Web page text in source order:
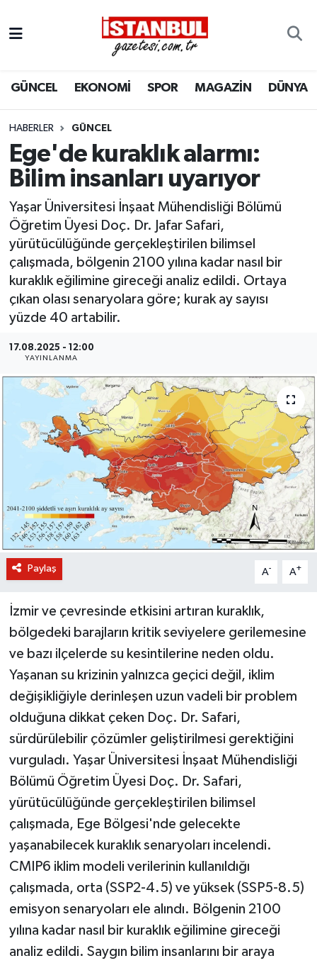
GÜNCEL EKONOMİ SPOR MAGAZİN DÜNYA
HABERLER GÜNCEL
Ege'de kuraklık alarmı:
Bilim insanları uyarıyor
Yaşar Üniversitesi İnşaat Mühendisliği Bölümü
Öğretim Üyesi Doç. Dr. Jafar Safari,
yürütücülüğünde gerçekleştirilen bilimsel
çalışmada, bölgenin 2100 yılına kadar nasıl bir
kuraklık eğilimine gireceği analiz edildi. Ortaya
çıkan olası senaryolara göre; kurak ay sayısı
yüzde 40 artabilir.
17.08.2025 - 12:00
YAYINLANMA
Paylaş A- A+
İzmir ve çevresinde etkisini artıran kuraklık,
bölgedeki barajların kritik seviyelere gerilemesine
ve bazı ilçelerde su kesintilerine neden oldu.
Yaşanan su krizinin yalnızca geçici değil, iklim
değişikliğiyle derinleşen uzun vadeli bir problem
olduğuna dikkat çeken Doç. Dr. Safari,
sürdürülebilir çözümler geliştirilmesi gerektiğini
vurguladı. Yaşar Üniversitesi İnşaat Mühendisliği
Bölümü Öğretim Üyesi Doç. Dr. Safari,
yürütücülüğünde gerçekleştirilen bilimsel
çalışmada, Ege Bölgesi'nde gelecekte
yaşanabilecek kuraklık senaryoları incelendi.
CMIP6 iklim modeli verilerinin kullanıldığı
çalışmada, orta (SSP2-4.5) ve yüksek (SSP5-8.5)
emisyon senaryoları ele alındı. Bölgenin 2100
yılına kadar nasıl bir kuraklık eğilimine gireceği
analiz edildi. Saygın bilim insanlarını bir araya
EKONOMİ
İSTANBUL
DÜNYA
SPOR
MAGAZİN
KÜLTÜR SANAT
SAĞLIK
BİLİM VE TEKNOLOJİ
OTOMOBİL
KURUMSAL
Nöbetçi Eczaneler
Hava Durumu
Trafik Durumu
Süper Lig Puan Durumu ve Fikstür
Tüm Manşetler
Son Dakika Haberleri
Haber Arşivi